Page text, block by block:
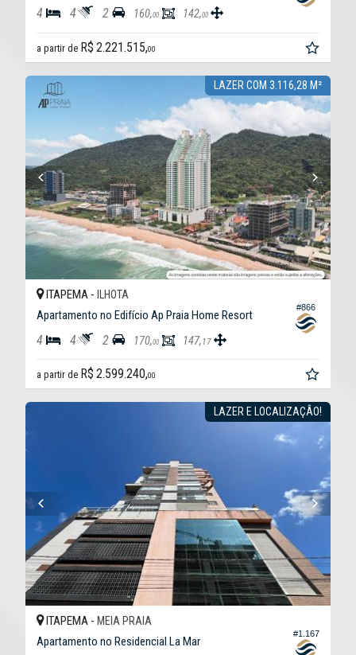
4 4 2 160,00 142,00
a partir de R$ 2.221.515,00
LAZER COM 3.116,28 M²
#866
ITAPEMA - ILHOTA
Apartamento no Edifício Ap Praia Home Resort
4 4 2 170,00 147,17
a partir de R$ 2.599.240,00
LAZER E LOCALIZAÇÂO!
#1.167
ITAPEMA - MEIA PRAIA
Apartamento no Residencial La Mar